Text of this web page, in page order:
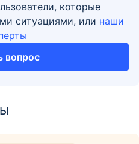
которые
ситуациями, или наши
вопрос